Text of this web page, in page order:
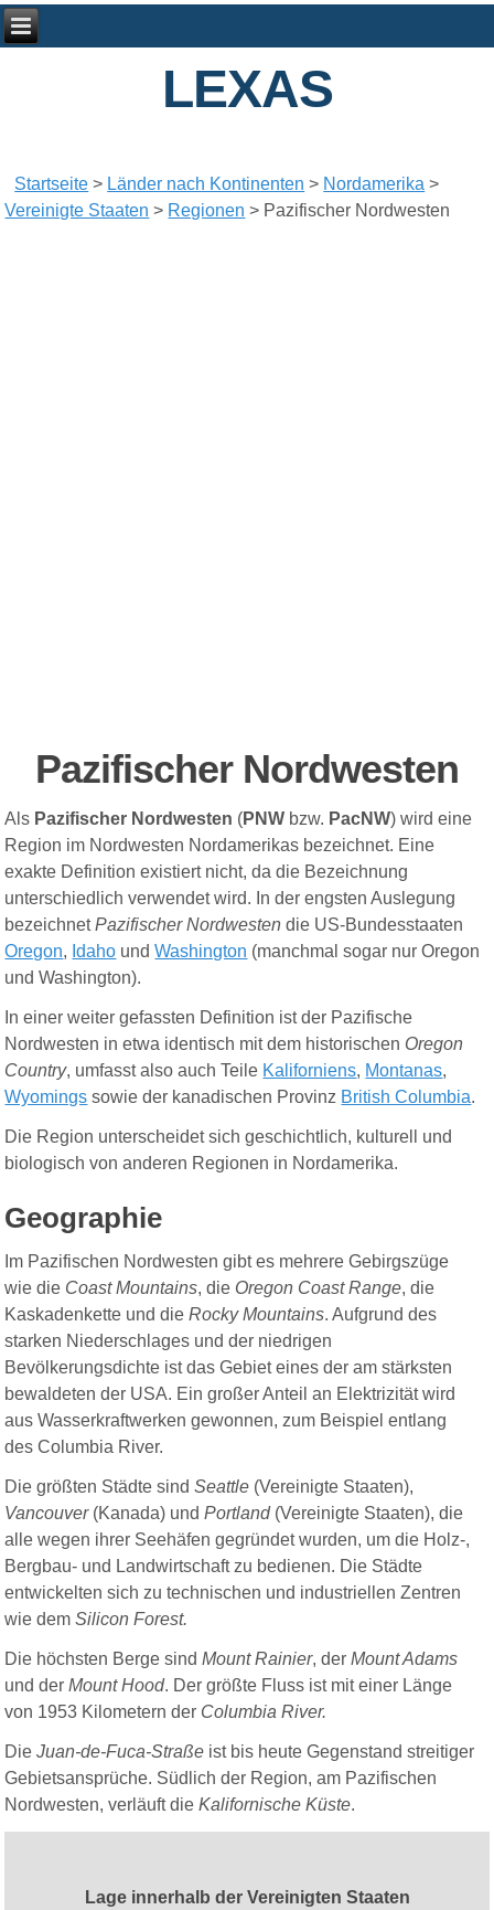
LEXAS
Startseite > Länder nach Kontinenten > Nordamerika >
Vereinigte Staaten > Regionen > Pazifischer Nordwesten
Pazifischer Nordwesten
Als Pazifischer Nordwesten (PNW bzw. PacNW) wird eine
Region im Nordwesten Nordamerikas bezeichnet. Eine
exakte Definition existiert nicht, da die Bezeichnung
unterschiedlich verwendet wird. In der engsten Auslegung
bezeichnetPazifischer Nordwesten die US-Bundesstaaten
Oregon, Idaho undWashington (manchmal sogar nur Oregon
und Washington).
In einer weiter gefassten Definition ist der Pazifische
Nordwesten in etwa identisch mit dem historischen Oregon
Country, umfasst also auch Teile Kaliforniens, Montanas,
Wyomings sowie der kanadischen Provinz British Columbia.
Die Region unterscheidet sich geschichtlich, kulturell und
biologisch von anderen Regionen in Nordamerika.
Geographie
Im Pazifischen Nordwesten gibt es mehrere Gebirgszüge
wie die Coast Mountains, die Oregon Coast Range, die
Kaskadenkette und dieRocky Mountains. Aufgrund des
starken Niederschlages und der niedrigen
Bevölkerungsdichte ist das Gebiet eines der am stärksten
bewaldeten der USA. Ein großer Anteil an Elektrizität wird
aus Wasserkraftwerken gewonnen, zum Beispiel entlang
des Columbia River.
Die größten Städte sindSeattle (Vereinigte Staaten),
Vancouver(Kanada) undPortland (Vereinigte Staaten), die
alle wegen ihrer Seehäfen gegründet wurden, um die Holz-,
Bergbau- und Landwirtschaft zu bedienen. Die Städte
entwickelten sich zu technischen und industriellen Zentren
wie dem Silicon Forest.
Die höchsten Berge sindMount Rainier, derMount Adams
und der Mount Hood. Der größte Fluss ist mit einer Länge
von 1953 Kilometern der Columbia River.
DieJuan-de-Fuca-Straße ist bis heute Gegenstand streitiger
Gebietsansprüche. Südlich der Region, am Pazifischen
Nordwesten, verläuft dieKalifornische Küste.
Lage innerhalb der Vereinigten Staaten